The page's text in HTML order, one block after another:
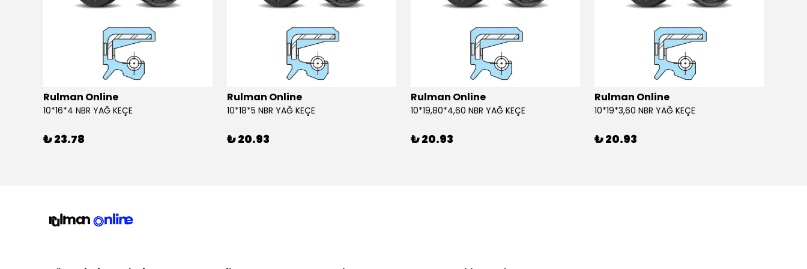
Rulman Online
10*16*4 NBR YAĞ KEÇE
₺ 23.78
Rulman Online
10*18*5 NBR YAĞ KEÇE
₺ 20.93
Rulman Online
10*19,80*4,60 NBR YAĞ KEÇE
₺ 20.93
Rulman Online
10*19*3,60 NBR YAĞ KEÇE
₺ 20.93